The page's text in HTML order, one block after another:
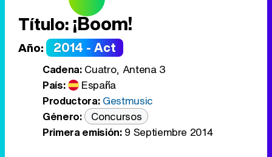
Título:¡Boom!
Año: 2014 - Act
Cadena:Cuatro, Antena 3
País:
España
Productora: Gestmusic
Género:
Concursos
Primera emisión:9 Septiembre 2014